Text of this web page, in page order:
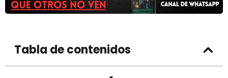
Tabla de contenidos